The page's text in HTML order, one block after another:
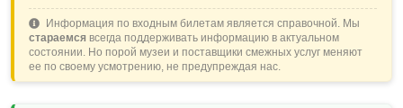
Информация по входным билетам является справочной. Мы
стараемся всегда поддерживать информацию в актуальном
состоянии. Но порой музеи и поставщики смежных услуг меняют
ее по своему усмотрению, не предупреждая нас.